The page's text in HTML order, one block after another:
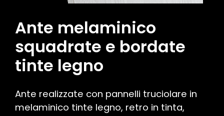
Ante melaminico
squadrate e bordate
tinte legno
Ante realizzate con pannelli truciolare in
melaminico tinte legno, retro in tinta,